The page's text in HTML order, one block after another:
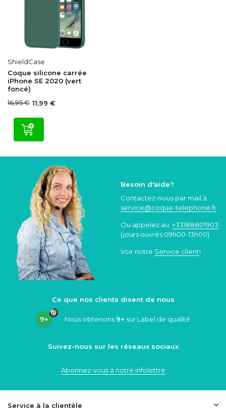
ShieldCase
Coque silicone carrée
iPhone SE 2020 (vert
foncé)
16,95 € 11,99 €
Besoin d'aide?
Contactez-nous par mail à
service@coque-telephone.fr
Ou appelez au: +33188801903
(jours ouvrés 09h00-13h00)
Voir notre Service client!
Ce que nos clients disent de nous
9+ Nous obtenons 9+ sur Label de qualité
Suivez-nous sur les réseaux sociaux
Abonnez-vous à notre infolettre
Service à la clientèle